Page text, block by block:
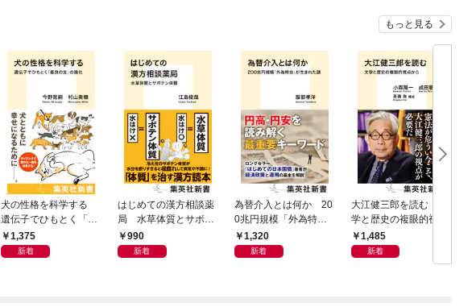
もっと見る
犬の性格を科学する
遺伝子でひもとく「最
良の友」の進化
1,375
新着
はじめての漢方相談薬
局 水草体質とサボテ
ン体質
990
新着
為替介入とは何か 20
0兆円規模「外為特
会」が生まれた謎
1,320
新着
大江健三郎を読む 文
学と歴史の複眼的視点
から1,485
新着